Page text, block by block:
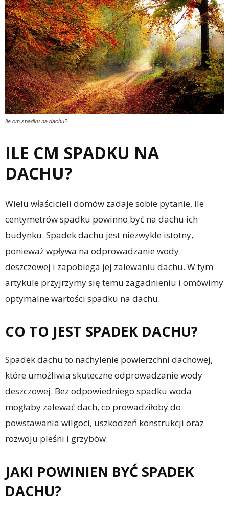
Ile cm spadku na dachu?
ILE CM SPADKU NA
DACHU?
Wielu właścicieli domów zadaje sobie pytanie, ile
centymetrów spadku powinno być na dachu ich
budynku. Spadek dachu jest niezwykle istotny,
ponieważ wpływa na odprowadzanie wody
deszczowej i zapobiega jej zalewaniu dachu. W tym
artykule przyjrzymy się temu zagadnieniu i omówimy
optymalne wartości spadku na dachu.
CO TO JEST SPADEK DACHU?
Spadek dachu to nachylenie powierzchni dachowej,
które umożliwia skuteczne odprowadzanie wody
deszczowej. Bez odpowiedniego spadku woda
mogłaby zalewać dach, co prowadziłoby do
powstawania wilgoci, uszkodzeń konstrukcji oraz
rozwoju pleśni i grzybów.
JAKI POWINIEN BYĆ SPADEK
DACHU?